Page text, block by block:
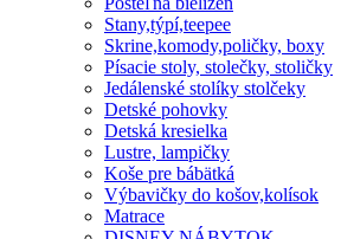
Stany,týpí,teepee
Skrine,komody,poličky, boxy
Písacie stoly, stolečky, stoličky
Jedálenské stolíky stolčeky
Detské pohovky
Detská kresielka
Lustre, lampičky
Koše pre bábätká
Výbavičky do košov,kolísok
Matrace